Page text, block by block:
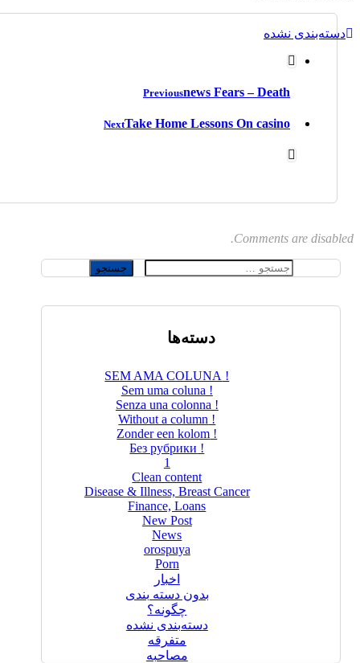
دسته‌بندی نشده
Previousnews Fears – Death
NextTake Home Lessons On casino
Comments are disabled.
جستجو
برای:
دسته‌ها
! SEM AMA COLUNA
! Sem uma coluna
! Senza una colonna
! Without a column
! Zonder een kolom
! Без рубрики
1
Clean content
Disease & Illness, Breast Cancer
Finance, Loans
New Post
News
orospuya
Porn
اخبار
بدون دسته بندی
چگونه؟
دسته‌بندی نشده
متفرقه
مصاحبه